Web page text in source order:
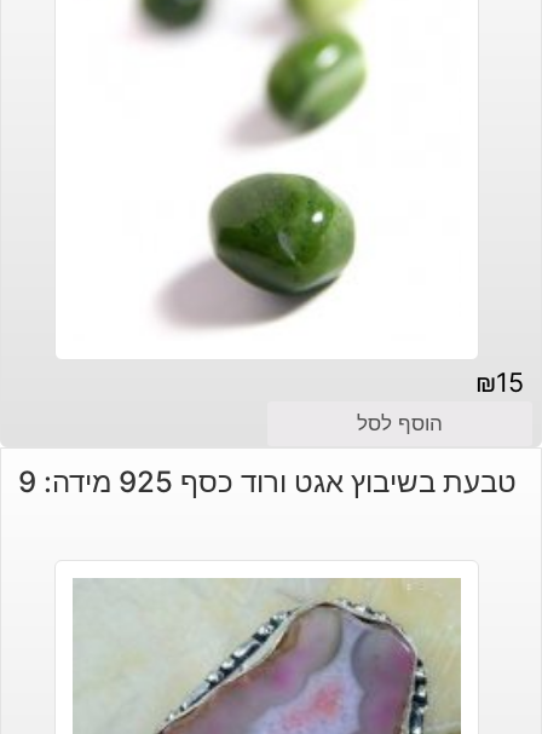
₪15
הוסף לסל
טבעת בשיבוץ אגט ורוד כסף 925 מידה: 9